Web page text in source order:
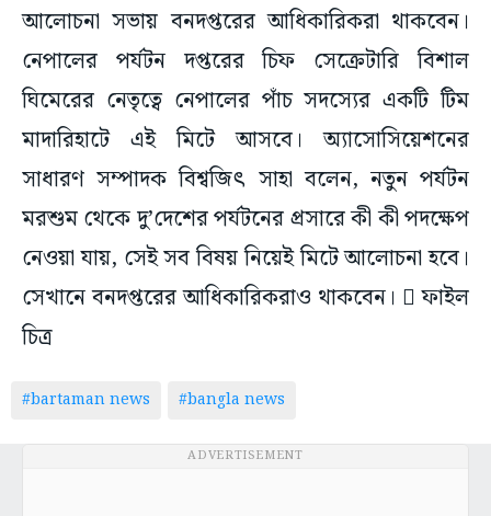
আলোচনা সভায় বনদপ্তরের আধিকারিকরা থাকবেন।
নেপালের পর্যটন দপ্তরের চিফ সেক্রেটারি বিশাল
ঘিমেরের নেতৃত্বে নেপালের পাঁচ সদস্যের একটি টিম
মাদারিহাটে এই মিটে আসবে। অ্যাসোসিয়েশনের
সাধারণ সম্পাদক বিশ্বজিৎ সাহা বলেন, নতুন পর্যটন
মরশুম থেকে দু’দেশের পর্যটনের প্রসারে কী কী পদক্ষেপ
নেওয়া যায়, সেই সব বিষয় নিয়েই মিটে আলোচনা হবে।
সেখানে বনদপ্তরের আধিকারিকরাও থাকবেন।  ফাইল
চিত্র
#bartaman news #bangla news
ADVERTISEMENT